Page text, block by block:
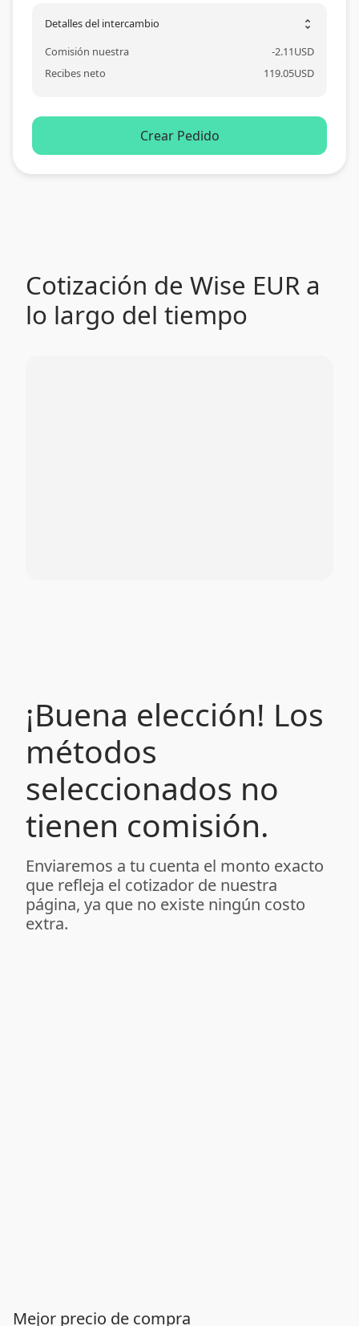
Detalles del intercambio unfold_more
Comisión nuestra -2.11USD
Recibes neto
119.05USD
Crear Pedido
Cotización de Wise EUR a
lo largo del tiempo
¡Buena elección! Los
métodos
seleccionados no
tienen comisión.
Enviaremos a tu cuenta el monto exacto
que refleja el cotizador de nuestra
página, ya que no existe ningún costo
extra.
Mejor precio de compra